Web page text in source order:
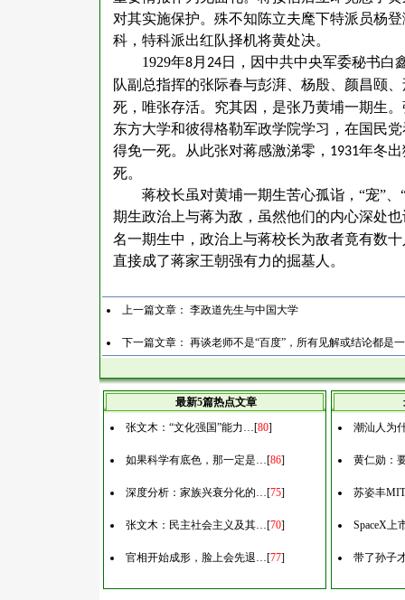
对其实施保护。殊不知陈立夫麾下特派员杨
科，特科派出红队择机将黄处决。
1929年8月 24日，因中共中央军委秘书白
队副总指挥的张际春与彭湃、杨殷、颜昌颐
死，唯张存活。究其因，是张乃黄埔一期生
东方大学和彼得格勒军政学院学习，在国民
得免一死。从此张对蒋感激涕零， 1931年冬
死。
蒋校长虽对黄埔一期生苦心孤诣， “宠”
期生政治上与蒋为敌，虽然他们的内心深处
名一期生中，政治上与蒋校长为敌者竟有数
直接成了蒋家王朝强有力的掘墓人。
上一篇文章： 李政道先生与中国大学
下一篇文章： 再谈老师不是“百度”，所有见解或结论都是
最新5篇热点文章
张文木：“文化强国”能力…[80]
如果科学有底色，那一定是…[86]
深度分析：家族兴衰分化的…[75]
张文木：民主社会主义及其…[70]
官相开始成形，脸上会先退…[77]
潮汕人为
黄仁勋：
苏姿丰
SpaceX
带了孙子